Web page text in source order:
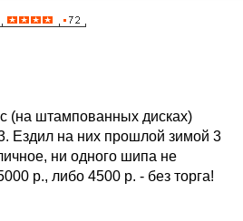
(на штампованных дисках)
Ездил на них прошлой зимой 3
ни одного шипа не
р., либо 4500 р. - без торга!